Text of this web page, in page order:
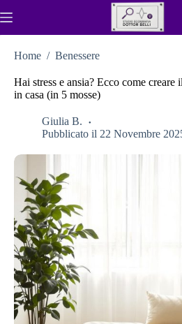
al
Home / Benessere
Hai stress e ansia? Ecco come creare
in casa (in 5 mosse)
Giulia B.
Pubblicato il 22 Novembre